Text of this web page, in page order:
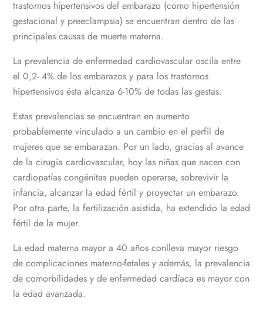
trastornos hipertensivos del embarazo (como hipertensión
gestacional y preeclampsia) se encuentran dentro de las
principales causas de muerte materna.
La prevalencia de enfermedad cardiovascular oscila entre
el 0,2- 4% de los embarazos y para los trastornos
hipertensivos ésta alcanza 6-10% de todas las gestas.
Estas prevalencias se encuentran en aumento
probablemente vinculado a un cambio en el perfil de
mujeres que se embarazan. Por un lado, gracias al avance
de la cirugía cardiovascular, hoy las niñas que nacen con
cardiopatías congénitas pueden operarse, sobrevivir la
infancia, alcanzar la edad fértil y proyectar un embarazo.
Por otra parte, la fertilización asistida, ha extendido la edad
fértil de la mujer.
La edad materna mayor a 40 años conlleva mayor riesgo
de complicaciones materno-fetales y además, la prevalencia
de comorbilidades y de enfermedad cardíaca es mayor con
la edad avanzada.